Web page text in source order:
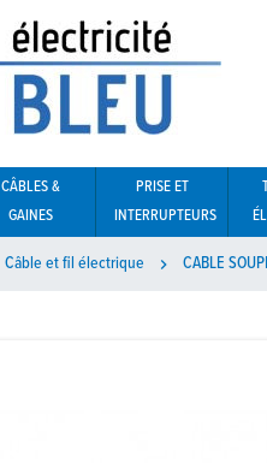
CÂBLES &
GAINES
PRISE ET
INTERRUPTEURS
Câble et fil électrique  CABLE